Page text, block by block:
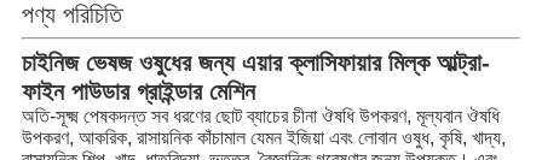
পণ্য পরিচিতি
চাইনিজ ভেষজ ওষুধের জন্য এয়ার ক্লাসিফায়ার মিল্ক আল্ট্রা-
ফাইন পাউডার গ্রাইন্ডার মেশিন
অতি-সূক্ষ্ম পেষকদন্ত সব ধরণের ছোট ব্যাচের চীনা ঔষধি উপকরণ, মূল্যবান ঔষধি
উপকরণ, আকরিক, রাসায়নিক কাঁচামাল যেমন ইজিয়া এবং লোবান ওষুধ, কৃষি, খাদ্য,